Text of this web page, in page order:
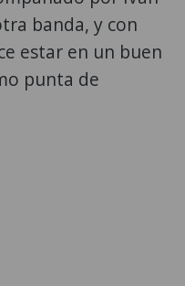
banda, y con
estar en un buen
punta de